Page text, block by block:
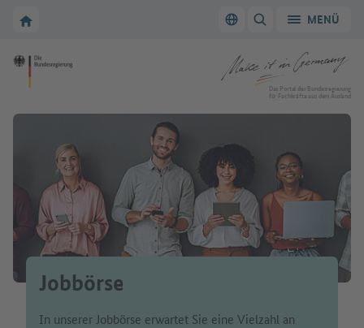
Zur Startseite von Make it in Germany Sprache wechseln
SUCHE ANZEIGEN/
MENÜ
Zur Startseite von Make it in GermanyDas Portal der Bundesregierung
für Fachkräfte aus dem Ausland
Jobbörse
In unserer Jobbörse erwartet Sie eine Vielzahl an